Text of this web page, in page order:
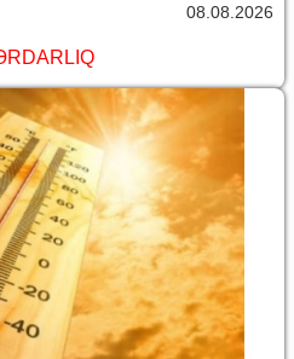
08.08.2026